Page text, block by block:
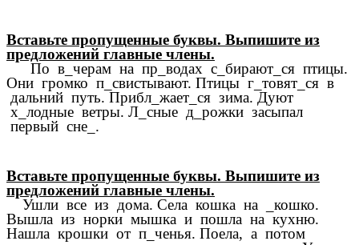
Вставьте пропущенные буквы. Выпишите из
предложений главные члены.
По в_черам на пр_водах с_бирают_ся птицы.
Они громко п_свистывают. Птицы г_товят_ся в
дальний путь. Прибл_жает_ся зима. Дуют
х_лодные ветры. Л_сные д_рожки засыпал
первый сне_.
Вставьте пропущенные буквы. Выпишите из
предложений главные члены.
Ушли все из дома. Села кошка на _кошко.
Вышла из норки мышка и пошла на кухню.
Нашла крошки от п_ченья. Поела, а потом